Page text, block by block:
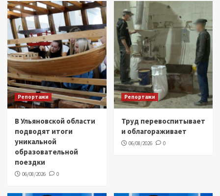
Репортажи
В Ульяновской области
подводят итоги
уникальной
образовательной
поездки
06/08/2026 0
Репортажи
Труд перевоспитывает
и облагораживает
06/08/2026 0